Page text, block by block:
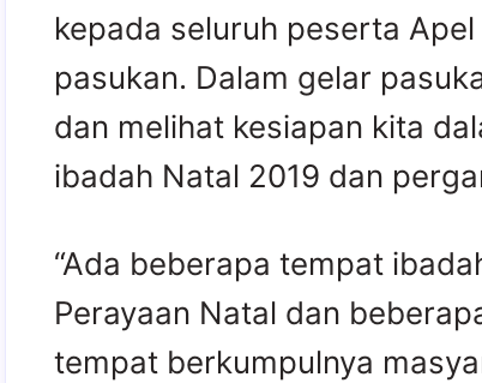
kepada seluruh peserta
pasukan. Dalam gelar
dan melihat kesiapan kita
ibadah Natal 2019 dan
“Ada beberapa tempat
Perayaan Natal dan
tempat berkumpulnya